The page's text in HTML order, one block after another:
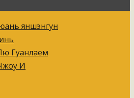
яншэнгун
Гуанлаем
И